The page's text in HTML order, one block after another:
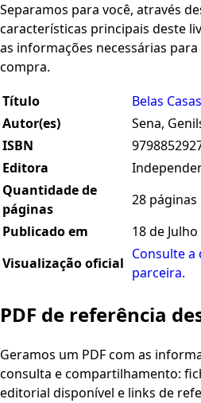
Separamos para você, através
características principais deste
as informações necessárias
compra.
Título
Belas
Autor(es)
Sena,
ISBN
Editora
Quantidade de
páginas
28 páginas
Publicado em
18 de
Visualização oficial
Consulte
parceira.
PDF de referência
Geramos um PDF com as
consulta e compartilhamento:
editorial disponível e links de